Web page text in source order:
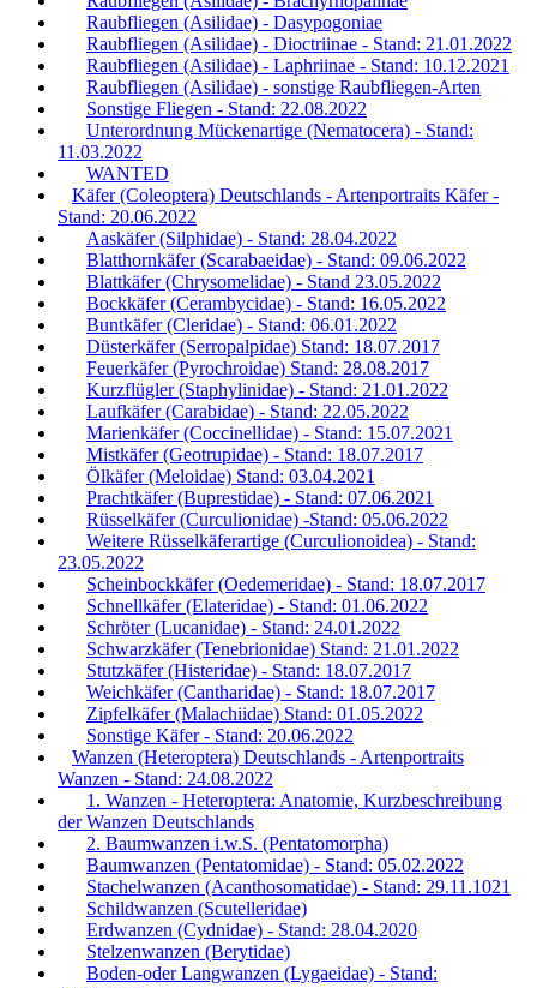
Raubfliegen (Asilidae) - Dasypogoniae
Raubfliegen (Asilidae) - Dioctriinae - Stand: 21.01.2022
Raubfliegen (Asilidae) - Laphriinae - Stand: 10.12.2021
Raubfliegen (Asilidae) - sonstige Raubfliegen-Arten
Sonstige Fliegen - Stand: 22.08.2022
Unterordnung Mückenartige (Nematocera) - Stand:
11.03.2022
WANTED
Käfer (Coleoptera) Deutschlands - Artenportraits Käfer -
Stand: 20.06.2022
Aaskäfer (Silphidae) - Stand: 28.04.2022
Blatthornkäfer (Scarabaeidae) - Stand: 09.06.2022
Blattkäfer (Chrysomelidae) - Stand 23.05.2022
Bockkäfer (Cerambycidae) - Stand: 16.05.2022
Buntkäfer (Cleridae) - Stand: 06.01.2022
Düsterkäfer (Serropalpidae) Stand: 18.07.2017
Feuerkäfer (Pyrochroidae) Stand: 28.08.2017
Kurzflügler (Staphylinidae) - Stand: 21.01.2022
Laufkäfer (Carabidae) - Stand: 22.05.2022
Marienkäfer (Coccinellidae) - Stand: 15.07.2021
Mistkäfer (Geotrupidae) - Stand: 18.07.2017
Ölkäfer (Meloidae) Stand: 03.04.2021
Prachtkäfer (Buprestidae) - Stand: 07.06.2021
Rüsselkäfer (Curculionidae) -Stand: 05.06.2022
Weitere Rüsselkäferartige (Curculionoidea) - Stand:
23.05.2022
Scheinbockkäfer (Oedemeridae) - Stand: 18.07.2017
Schnellkäfer (Elateridae) - Stand: 01.06.2022
Schröter (Lucanidae) - Stand: 24.01.2022
Schwarzkäfer (Tenebrionidae) Stand: 21.01.2022
Stutzkäfer (Histeridae) - Stand: 18.07.2017
Weichkäfer (Cantharidae) - Stand: 18.07.2017
Zipfelkäfer (Malachiidae) Stand: 01.05.2022
Sonstige Käfer - Stand: 20.06.2022
Wanzen (Heteroptera) Deutschlands - Artenportraits
Wanzen - Stand: 24.08.2022
1. Wanzen - Heteroptera: Anatomie, Kurzbeschreibung
der Wanzen Deutschlands
2. Baumwanzen i.w.S. (Pentatomorpha)
Baumwanzen (Pentatomidae) - Stand: 05.02.2022
Stachelwanzen (Acanthosomatidae) - Stand: 29.11.1021
Schildwanzen (Scutelleridae)
Erdwanzen (Cydnidae) - Stand: 28.04.2020
Stelzenwanzen (Berytidae)
Boden-oder Langwanzen (Lygaeidae) - Stand: